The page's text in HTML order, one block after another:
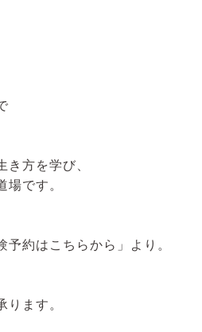
方を学び、
です。
約はこちらから」より。
ます。